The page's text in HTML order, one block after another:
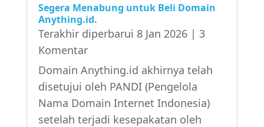
Segera Menabung untuk Beli Domain
Anything.id.
Terakhir diperbarui 8 Jan 2026| 3
Komentar
Domain Anything.id akhirnya telah
disetujui oleh PANDI (Pengelola
Nama Domain Internet Indonesia)
setelah terjadi kesepakatan oleh